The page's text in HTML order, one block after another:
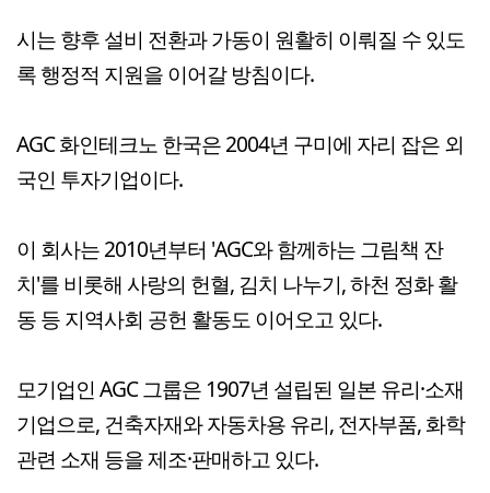
시는 향후 설비 전환과 가동이 원활히 이뤄질 수 있도
록 행정적 지원을 이어갈 방침이다.
AGC 화인테크노 한국은 2004년 구미에 자리 잡은 외
국인 투자기업이다.
이 회사는 2010년부터 'AGC와 함께하는 그림책 잔
치'를 비롯해 사랑의 헌혈, 김치 나누기, 하천 정화 활
동 등 지역사회 공헌 활동도 이어오고 있다.
모기업인 AGC 그룹은 1907년 설립된 일본 유리·소재
기업으로, 건축자재와 자동차용 유리, 전자부품, 화학
관련 소재 등을 제조·판매하고 있다.